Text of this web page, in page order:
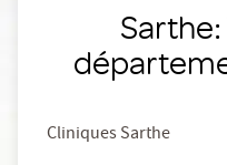
Cliniques Sarthe